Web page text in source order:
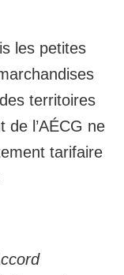
les petites
territoires
de l’AÉCG ne
tarifaire